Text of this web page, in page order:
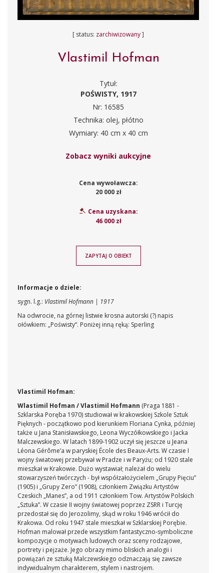
[ status: zarchiwizowany]
Vlastimil Hofman
Tytuł:
POŚWISTY, 1917
Nr: 16585
Technika: olej, płótno
Wymiary: 40 cm x 40 cm
Zobacz wyniki aukcyjne
Cena wywoławcza:
20 000 zł
Cena uzyskana:
46 000 zł
ZAPYTAJ O OBIEKT
Informacje o dziele:
sygn. l.g.: Vlastimil Hofmann | 1917
Na odwrocie, na górnej listwie krosna autorski (?) napis
ołówkiem: „Poświsty“. Poniżej inną ręką: Sperling
Vlastimil Hofman:
Wlastimil Hofman / Vlastimil Hofmann (Praga 1881 -
Szklarska Poręba 1970) studiował w krakowskiej Szkole Sztuk
Pięknych - początkowo pod kierunkiem Floriana Cynka, później
także u Jana Stanisławskiego, Leona Wyczółkowskiego i Jacka
Malczewskiego. W latach 1899-1902 uczył się jeszcze u Jeana
Léona Gérôme’a w paryskiej École des Beaux-Arts. W czasie I
wojny światowej przebywał w Pradze i w Paryżu; od 1920 stale
mieszkał w Krakowie. Dużo wystawiał; należał do wielu
stowarzyszeń twórczych - był współzałożycielem „Grupy Pięciu”
(1905) i „Grupy Zero” (1908), członkiem Związku Artystów
Czeskich „Manes”, a od 1911 członkiem Tow. Artystów Polskich
„Sztuka”. W czasie II wojny światowej poprzez ZSRR i Turcję
przedostał się do Jerozolimy, skąd w roku 1946 wrócił do
Krakowa. Od roku 1947 stale mieszkał w Szklarskiej Porębie.
Hofman malował przede wszystkim fantastyczno-symboliczne
kompozycje o motywach ludowych oraz sceny rodzajowe,
portrety i pejzaże. Jego obrazy mimo bliskich analogii i
powiązań ze sztuką Malczewskiego odznaczają się zawsze
indywidualnym charakterem, stylem i nastrojem.